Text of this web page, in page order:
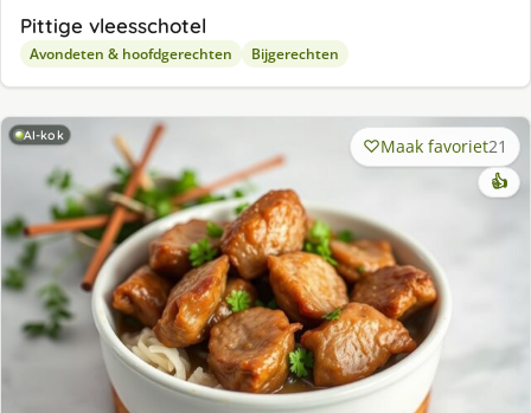
Pittige vleesschotel
Avondeten & hoofdgerechten Bijgerechten
AI-kok Maak favoriet21
👍